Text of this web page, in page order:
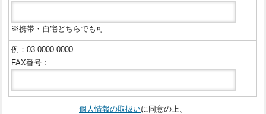
※携帯・自宅どちらでも可
例：03-0000-0000
FAX番号：
個人情報の取扱いに同意の上、